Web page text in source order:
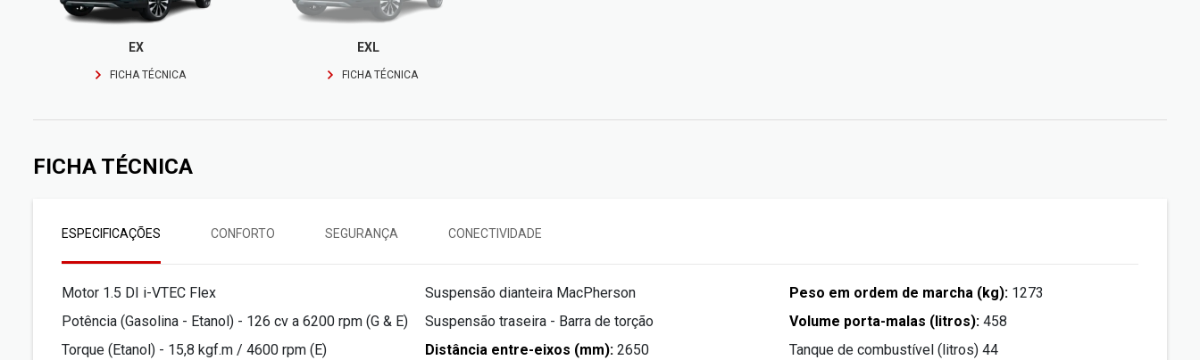
EX
FICHA TÉCNICA
EXL
FICHA TÉCNICA
FICHA TÉCNICA
ESPECIFICAÇÕES CONFORTO SEGURANÇA CONECTIVIDADE
Motor 1.5 DI i-VTEC Flex
Potência (Gasolina - Etanol) - 126 cv a 6200 rpm (G & E)
Torque (Etanol) - 15,8 kgf.m / 4600 rpm (E)
Suspensão dianteira MacPherson
Suspensão traseira - Barra de torção
Distância entre-eixos (mm): 2650
Peso em ordem de marcha (kg): 1273
Volume porta-malas (litros): 458
Tanque de combustível (litros) 44